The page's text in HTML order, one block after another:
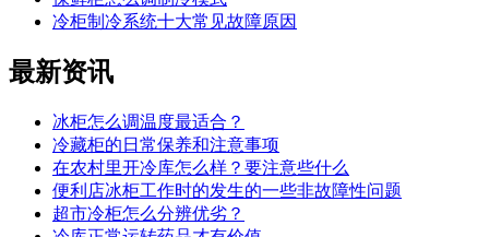
冷柜制冷系统十大常见故障原因
最新资讯
冰柜怎么调温度最适合？
冷藏柜的日常保养和注意事项
在农村里开冷库怎么样？要注意些什么
便利店冰柜工作时的发生的一些非故障性问题
超市冷柜怎么分辨优劣？